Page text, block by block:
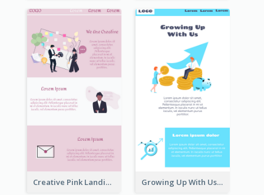
Creative Pink Landing Page Growing Up With Us Landing Page